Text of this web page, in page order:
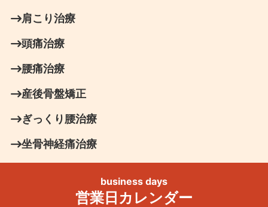
肩こり治療
頭痛治療
腰痛治療
産後骨盤矯正
ぎっくり腰治療
坐骨神経痛治療
営業日カレンダー
business days